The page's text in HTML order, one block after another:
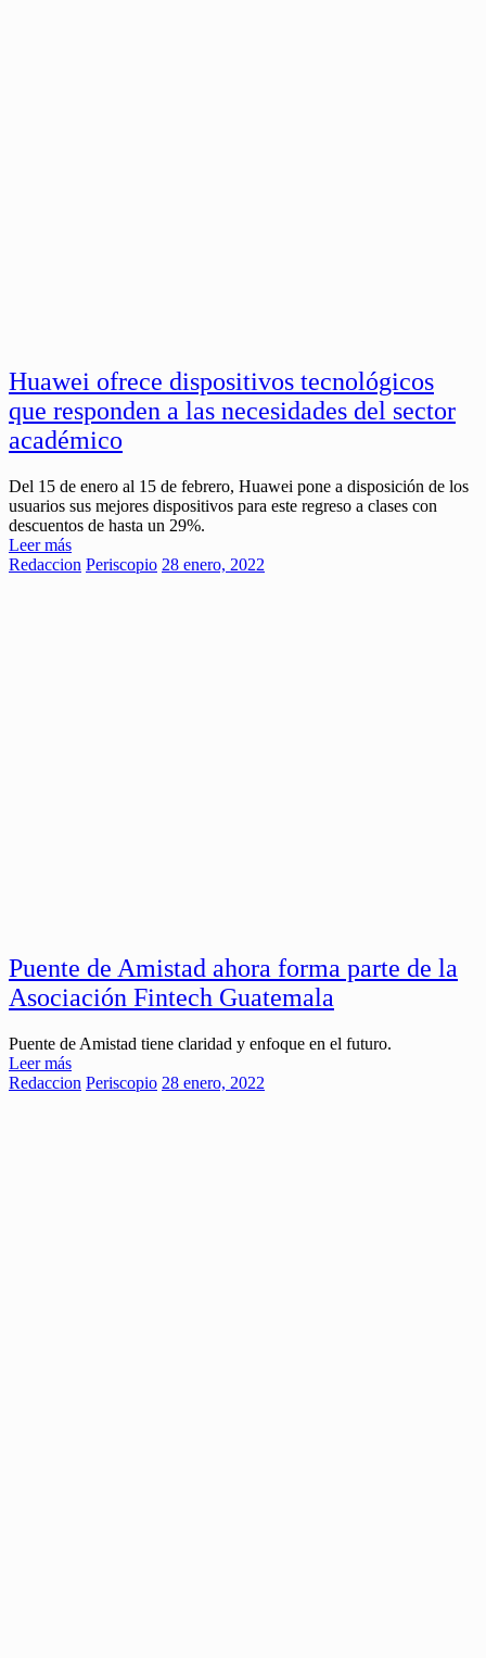
Huawei ofrece dispositivos tecnológicos
que responden a las necesidades del sector
académico
Del 15 de enero al 15 de febrero, Huawei pone a disposición de los
usuarios sus mejores dispositivos para este regreso a clases con
descuentos de hasta un 29%.
Leer más
Redaccion Periscopio 28 enero, 2022
Puente de Amistad ahora forma parte de la
Asociación Fintech Guatemala
Puente de Amistad tiene claridad y enfoque en el futuro.
Leer más
Redaccion Periscopio 28 enero, 2022